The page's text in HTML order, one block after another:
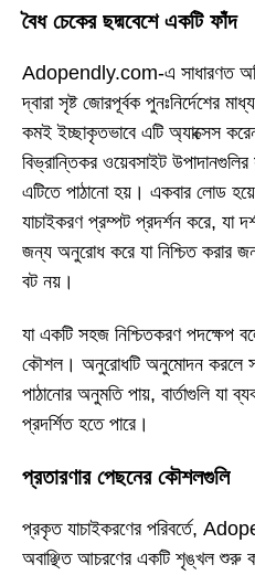
বৈধ চেকের ছদ্মবেশে একটি ফাঁদ
Adopendly.com-এ সাধারণত
দ্বারা সৃষ্ট জোরপূর্বক পুনঃনির্দেশের
কমই ইচ্ছাকৃতভাবে এটি অ্যাক্সেস
বিভ্রান্তিকর ওয়েবসাইট
এটিতে পাঠানো হয়। একবার লোড হয়ে
যাচাইকরণ প্রম্পট প্রদর্শন করে, যা
জন্য অনুরোধ করে যা নিশ্চিত করার
বট নয়।
যা একটি সহজ নিশ্চিতকরণ পদক্ষেপ
কৌশল। অনুরোধটি অনুমোদন করলে
পাঠানোর অনুমতি পায়, বার্তাগুলি যা
প্রদর্শিত হতে পারে।
প্রতারণার পেছনের কৌশলগুলি
প্রকৃত যাচাইকরণের পরিবর্তে,
অবাঞ্ছিত আচরণের একটি শৃঙ্খল শুরু